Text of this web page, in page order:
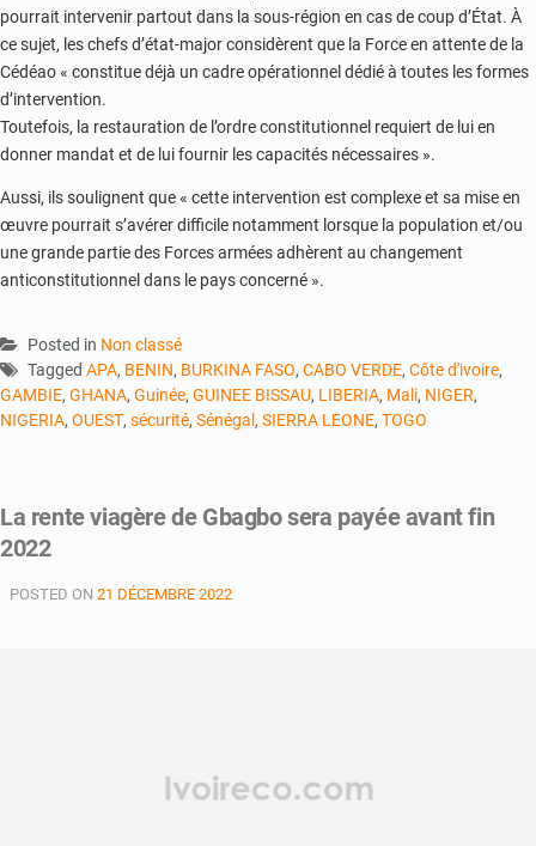
pourrait intervenir partout dans la sous-région en cas de coup d’État. À
ce sujet, les chefs d’état-major considèrent que la Force en attente de la
Cédéao « constitue déjà un cadre opérationnel dédié à toutes les formes
d’intervention.
Toutefois, la restauration de l’ordre constitutionnel requiert de lui en
donner mandat et de lui fournir les capacités nécessaires ».
Aussi, ils soulignent que « cette intervention est complexe et sa mise en
œuvre pourrait s’avérer difficile notamment lorsque la population et/ou
une grande partie des Forces armées adhèrent au changement
anticonstitutionnel dans le pays concerné ».
Posted in Non classé
Tagged APA, BENIN, BURKINA FASO, CABO VERDE, Côte d'ivoire,
GAMBIE, GHANA, Guinée, GUINEE BISSAU, LIBERIA, Mali, NIGER,
NIGERIA, OUEST, sécurité, Sénégal , SIERRA LEONE, TOGO
La rente viagère de Gbagbo sera payée avant fin
2022
POSTED ON 21 DÉCEMBRE 2022